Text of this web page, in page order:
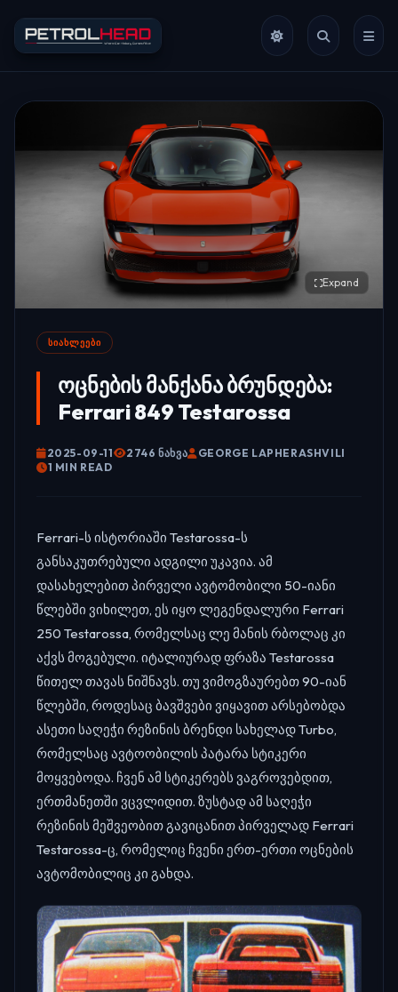
Expand
ᲡᲘᲐᲮᲚᲔᲔᲑᲘ
ოცნების მანქანა ბრუნდება:
Ferrari 849 Testarossa
2025-09-11 2746 ᲜᲐᲮᲕᲐ
GEORGE LAPHERASHVILI
1 MIN READ
Ferrari-ს ისტორიაში Testarossa-ს
განსაკუთრებული ადგილი უკავია. ამ
დასახელებით პირველი ავტომობილი 50-იანი
წლებში ვიხილეთ, ეს იყო ლეგენდალური Ferrari
250 Testarossa, რომელსაც ლე მანის რბოლაც კი
აქვს მოგებული. იტალიურად ფრაზა Testarossa
წითელ თავას ნიშნავს. თუ ვიმოგზაურებთ 90-იან
წლებში, როდესაც ბავშვები ვიყავით არსებობდა
ასეთი საღეჭი რეზინის ბრენდი სახელად Turbo,
რომელსაც ავტოობილის პატარა სტიკერი
მოყვებოდა. ჩვენ ამ სტიკერებს ვაგროვებდით,
ერთმანეთში ვცვლიდით. ზუსტად ამ საღეჭი
რეზინის მეშვეობით გავიცანით პირველად Ferrari
Testarossa-ც, რომელიც ჩვენი ერთ-ერთი ოცნების
ავტომობილიც კი გახდა.